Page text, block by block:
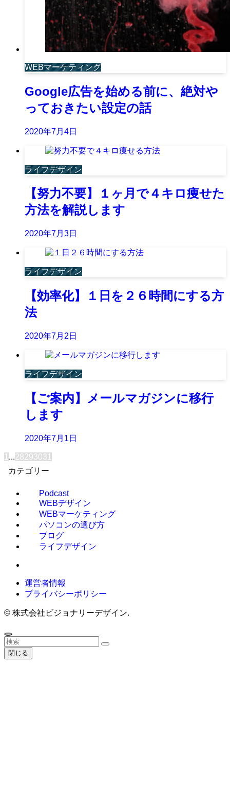
WEBマーケティング
Google広告を始める前に、絶対や
っておきたい設定の話
2020年7月4日
ライフデザイン
【努力不要】１ヶ月で４キロ痩せた
方法を解説します
2020年7月3日
ライフデザイン
【効率化】１日を２６時間にする方
法
2020年7月2日
ライフデザイン
【ご案内】メールマガジンに移行
します
2020年7月1日
1 ...28293031
カテゴリー
Podcast
WEBデザイン
WEBマーケティング
パソコンの選び方
ブログ
ライフデザイン
運営者情報
プライバシーポリシー
© 株式会社ビジョナリーデザイン.
閉じる